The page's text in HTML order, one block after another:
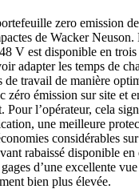
zero emission de
de Wacker Neuson.
V est disponible en trois
adapter les temps de
de travail de manière
émission sur site et
Pour l’opérateur, cela
une meilleure
considérables
rabaissé disponible en
d’une excellente
bien plus élevée.